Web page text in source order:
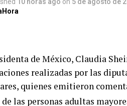
de México, Claudia
realizadas por las
quienes emitieron
las personas adultas